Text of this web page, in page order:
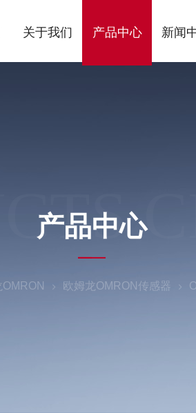
关于我们 产品中心 新闻
产品中心
欧姆龙OMRON传感器